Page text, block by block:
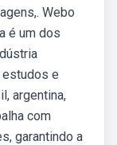
Webo
é um dos
e
argentina,
com
garantindo a